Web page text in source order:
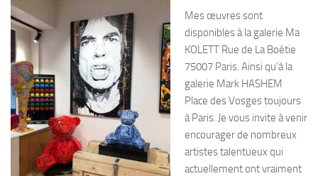
Mes œuvres sont
disponibles à la galerie Ma
KOLETT Rue de La Boétie
75007 Paris. Ainsi qu’à la
galerie Mark HASHEM
Place des Vosges toujours
à Paris. Je vous invite à venir
encourager de nombreux
artistes talentueux qui
actuellement ont vraiment